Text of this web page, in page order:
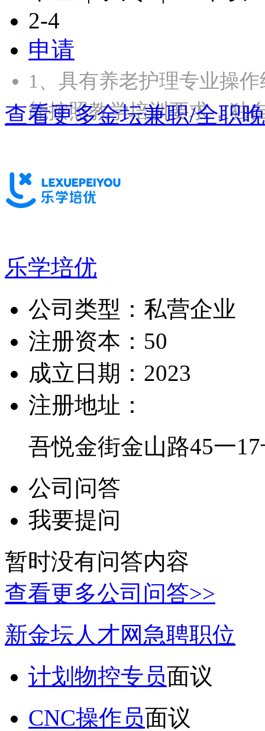
2-4
申请
1、具有养老护理专业操
能按照教学培训要求，
查看更多金坛兼职/全职
乐学培优
公司类型： 私营企业
注册资本： 50
成立日期： 2023
注册地址：
吾悦金街金山路45一
公司问答
我要提问
暂时没有问答内容
查看更多公司问答>>
新金坛人才网急聘职位
计划物控专员面议
CNC操作员面议